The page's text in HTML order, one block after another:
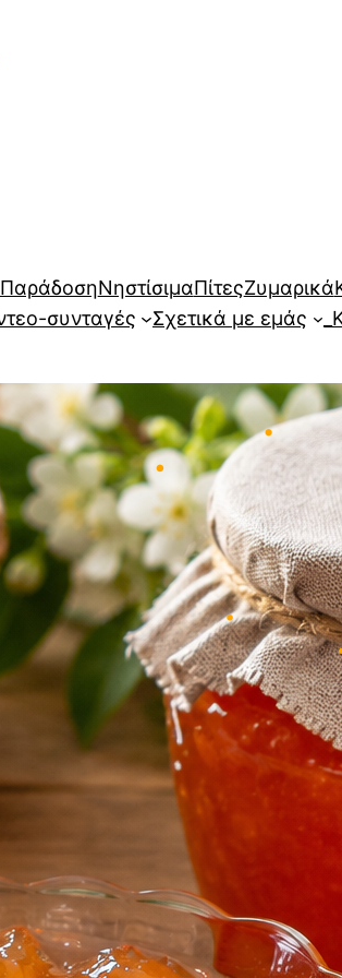
• •
•
•
ΠαράδοσηΝηστίσιμαΠίτεςΖυμαρικά
συνταγές Σχετικά με εμάς